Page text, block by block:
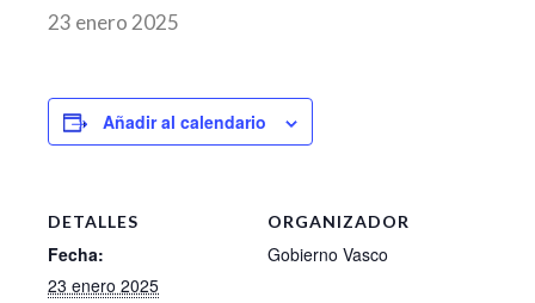
23 enero 2025
Añadir al calendario
DETALLES
Fecha:
23 enero 2025
ORGANIZADOR
Gobierno Vasco